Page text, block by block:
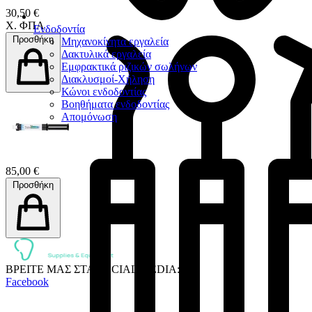
Ενδοδοντία
Μηχανοκίνητα εργαλεία
Δακτυλικά εργαλεία
Εμφρακτικά ριζικών σωλήνων
Διακλυσμοί-Χήληση
Κώνοι ενδοδοντίας
Βοηθήματα ενδοδοντίας
Απομόνωση
30,50 €
Χ. ΦΠΑ
Προσθήκη
85,00 €
Προσθήκη
ΒΡΕΙΤΕ ΜΑΣ ΣΤΑ SOCIAL MEDIA:
Facebook